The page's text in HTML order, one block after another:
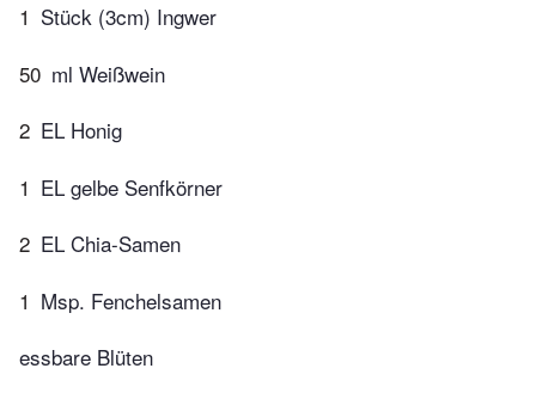
1 Stück (3cm) Ingwer
50 ml Weißwein
2 EL Honig
1 EL gelbe Senfkörner
2 EL Chia-Samen
1 Msp. Fenchelsamen
essbare Blüten